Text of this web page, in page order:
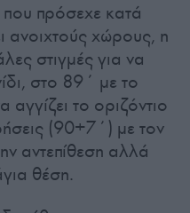
πρόσεχε κατά
ανοιχτούς χώρους, η
στιγμές για να
στο 89΄ με το
αγγίζει το οριζόντιο
(90+7΄) με τον
αντεπίθεση αλλά
θέση.